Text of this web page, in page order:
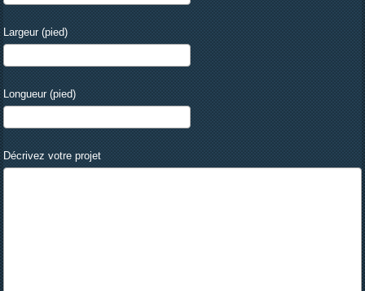
Largeur (pied)
Longueur (pied)
Décrivez votre projet